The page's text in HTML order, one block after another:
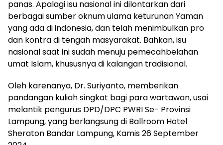
panas. Apalagi isu nasional ini dilontarkan dari
berbagai sumber oknum ulama keturunan Yaman
yang ada di indonesia, dan telah menimbulkan pro
dan kontra di tengah masyarakat. Bahkan, isu
nasional saat ini sudah menuju pemecahbelahan
umat Islam, khususnya di kalangan tradisional.
Oleh karenanya, Dr. Suriyanto, memberikan
pandangan kuliah singkat bagi para wartawan, usai
melantik pengurus DPD/DPC PWRI Se- Provinsi
Lampung, yang berlangsung di Ballroom Hotel
Sheraton Bandar Lampung, Kamis 26 September